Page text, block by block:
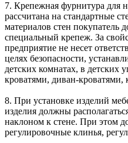
7. Крепежная фурнитура для
рассчитана на стандартные
материалов стен покупатель
специальный крепеж. За
предприятие не несет
целях безопасности,
детских комнатах, в детских
кроватями, диван-кроватями,
8. При установке изделий
изделия должны
наклоном к стене. При этом
регулировочные клинья,